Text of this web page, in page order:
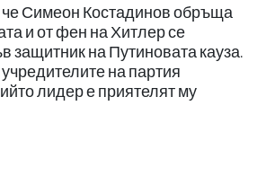
Симеон Костадинов обръща
и от фен на Хитлер се
защитник на Путиновата кауза.
на партия
лидер е приятелят му